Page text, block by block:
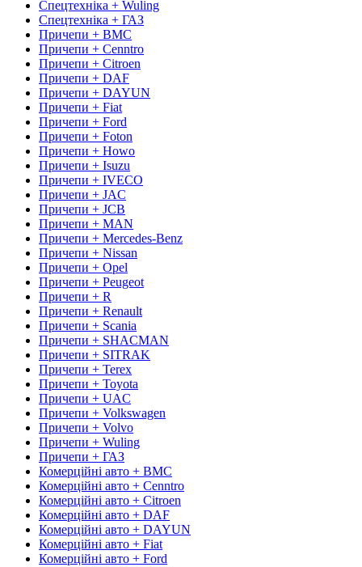
Спецтехніка + Wuling
Спецтехніка + ГАЗ
Причепи + BMC
Причепи + Cenntro
Причепи + Citroen
Причепи + DAF
Причепи + DAYUN
Причепи + Fiat
Причепи + Ford
Причепи + Foton
Причепи + Howo
Причепи + Isuzu
Причепи + IVECO
Причепи + JAC
Причепи + JCB
Причепи + MAN
Причепи + Mercedes-Benz
Причепи + Nissan
Причепи + Opel
Причепи + Peugeot
Причепи + R
Причепи + Renault
Причепи + Scania
Причепи + SHACMAN
Причепи + SITRAK
Причепи + Terex
Причепи + Toyota
Причепи + UAC
Причепи + Volkswagen
Причепи + Volvo
Причепи + Wuling
Причепи + ГАЗ
Комерційні авто + BMC
Комерційні авто + Cenntro
Комерційні авто + Citroen
Комерційні авто + DAF
Комерційні авто + DAYUN
Комерційні авто + Fiat
Комерційні авто + Ford